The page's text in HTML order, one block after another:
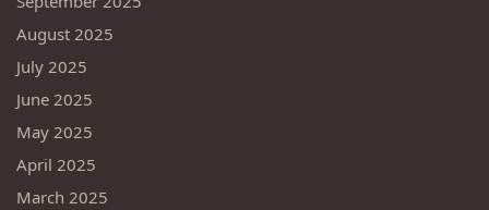
August 2025
July 2025
June 2025
May 2025
April 2025
March 2025